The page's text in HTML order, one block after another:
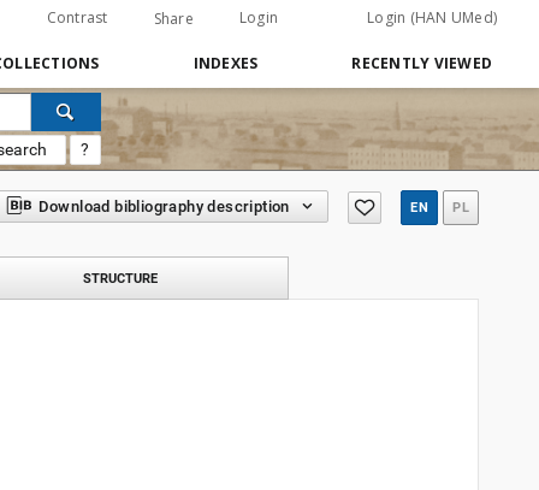
Contrast Share Login Login (HAN UMed)
INDEXES RECENTLY VIEWED
?
Download bibliography description EN PL
STRUCTURE